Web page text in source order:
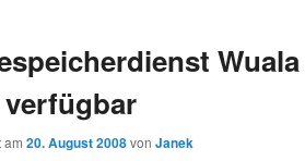
am20. August 2008 vonJanek